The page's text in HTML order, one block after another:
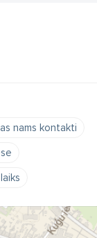
nams kontakti